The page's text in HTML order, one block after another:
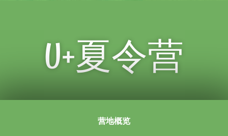
U+夏令营
营地概览